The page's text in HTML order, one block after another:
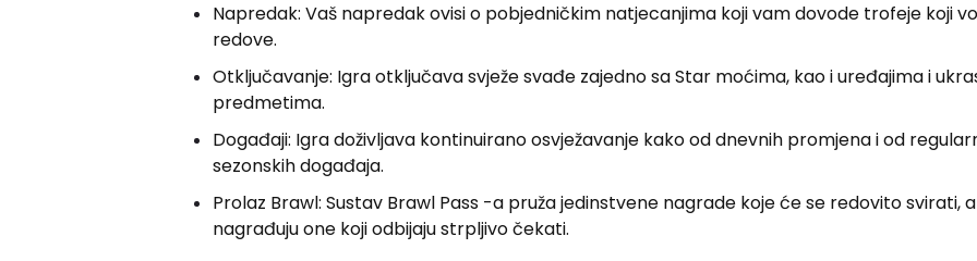
Napredak: Vaš napredak ovisi o pobjedničkim natjecanjima koji vam dovode trofeje koji
redove.
Otključavanje: Igra otključava svježe svađe zajedno sa Star moćima, kao i uređajima i
predmetima.
Događaji: Igra doživljava kontinuirano osvježavanje kako od dnevnih promjena i od
sezonskih događaja.
Prolaz Brawl: Sustav Brawl Pass -a pruža jedinstvene nagrade koje će se redovito svirati,
nagrađuju one koji odbijaju strpljivo čekati.